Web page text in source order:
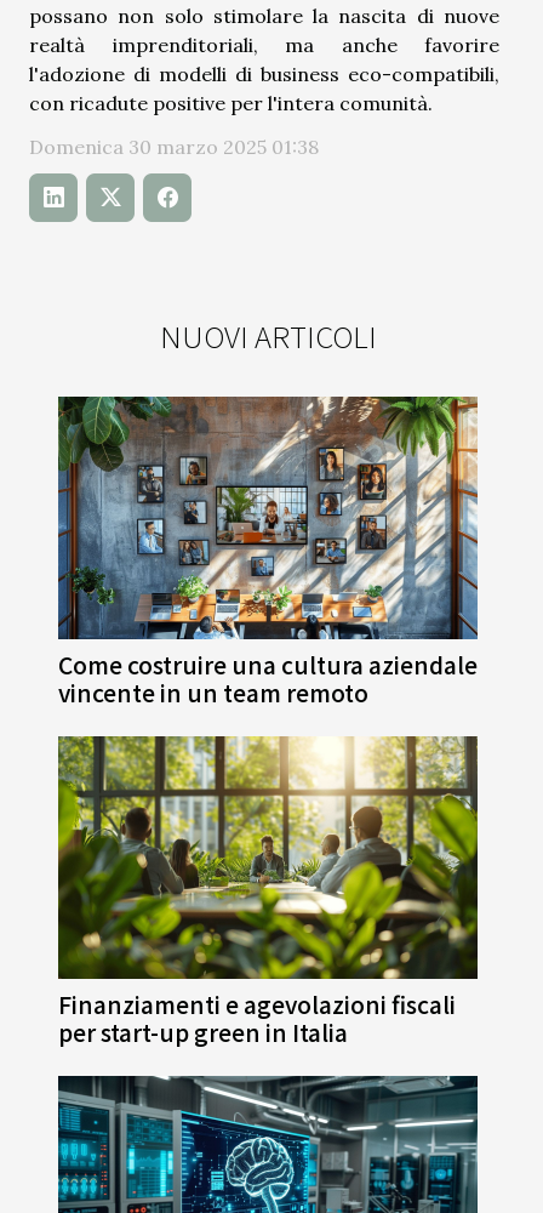
possano non solo stimolare la nascita di nuove
realtà imprenditoriali, ma anche favorire
l'adozione di modelli di business eco-compatibili,
con ricadute positive per l'intera comunità.
Domenica 30 marzo 2025 01:38
NUOVI ARTICOLI
Come costruire una cultura aziendale
vincente in un team remoto
Finanziamenti e agevolazioni fiscali
per start-up green in Italia